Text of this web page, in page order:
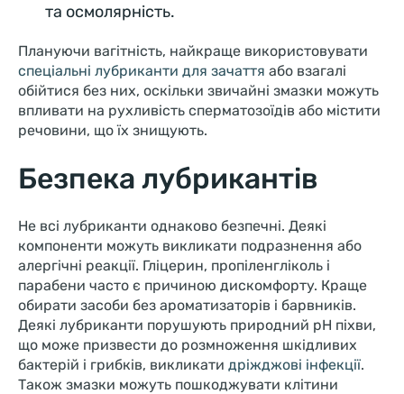
та осмолярність.
Плануючи вагітність, найкраще використовувати
спеціальні лубриканти для зачаття або взагалі
обійтися без них, оскільки звичайні змазки можуть
впливати на рухливість сперматозоїдів або містити
речовини, що їх знищують.
Безпека лубрикантів
Не всі лубриканти однаково безпечні. Деякі
компоненти можуть викликати подразнення або
алергічні реакції. Гліцерин, пропіленгліколь і
парабени часто є причиною дискомфорту. Краще
обирати засоби без ароматизаторів і барвників.
Деякі лубриканти порушують природний pH піхви,
що може призвести до розмноження шкідливих
бактерій і грибків, викликати дріжджові інфекції.
Також змазки можуть пошкоджувати клітини